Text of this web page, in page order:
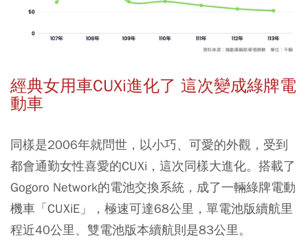
經典女用車CUXi進化了 這次變成綠牌電
動車
同樣是2006年就問世，以小巧、可愛的外觀，受到
都會通勤女性喜愛的CUXi，這次同樣大進化。搭載了
Gogoro Network的電池交換系統，成了一輛綠牌電動
機車「CUXiE」，極速可達68公里，單電池版續航里
程近40公里、雙電池版本續航則是83公里。